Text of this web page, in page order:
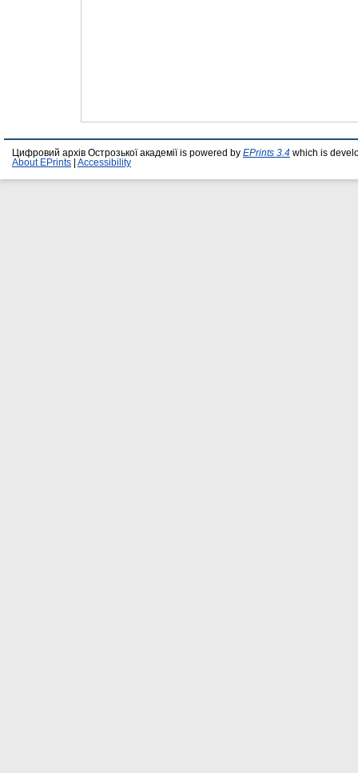
Цифровий архів Острозької академії is powered by EPrints 3.4 which is
About EPrints
Accessibility